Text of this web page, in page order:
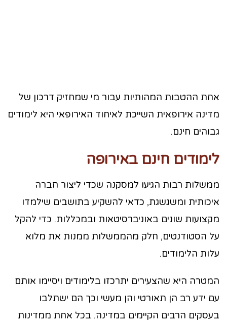
אחת ההטבות המהותיות עבור מי שמחזיק דרכון של
מדינה אירופאית השייכת לאיחוד האירופאי היא לימודים
גבוהים חינם.
לימודים חינם באירופה
ממשלות רבות הגיעו למסקנה שכדי ליצור חברה
איכותית ומשגשגת, כדאי להשקיע בתושבים שילמדו
מקצועות שונים באוניברסיטאות ובמכללות. כדי להקל
על הסטודנטים, חלק מהממשלות ממנות את מלוא
עלות הלימודים.
המטרה היא שהצעירים יתרכזו בלימודים ויסיימו אותם
עם ידע רב הן תאורטי והן מעשי וכך הם ישתלבו
בעסקים הרבים הקיימים במדינה. בכל אחת ממדינות